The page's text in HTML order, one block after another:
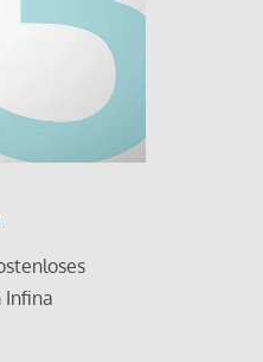
Infina